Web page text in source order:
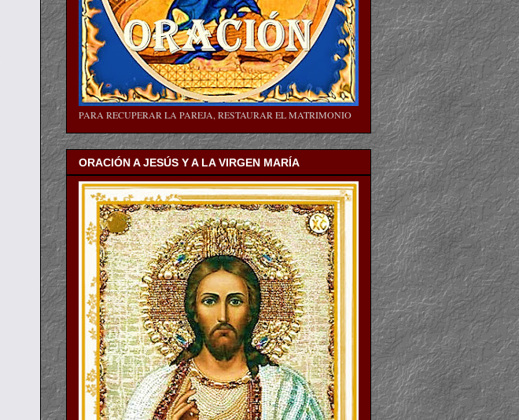
PARA RECUPERAR LA PAREJA, RESTAURAR EL MATRIMONIO
ORACIÓN A JESÚS Y A LA VIRGEN MARÍA